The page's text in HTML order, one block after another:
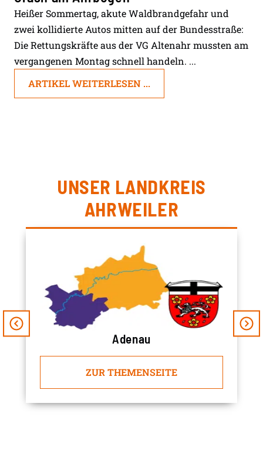
Heißer Sommertag, akute Waldbrandgefahr und
zwei kollidierte Autos mitten auf der Bundesstraße:
Die Rettungskräfte aus der VG Altenahr mussten am
vergangenen Montag schnell handeln. ...
ARTIKEL WEITERLESEN ...
UNSER LANDKREIS
AHRWEILER
Adenau
ZUR THEMENSEITE